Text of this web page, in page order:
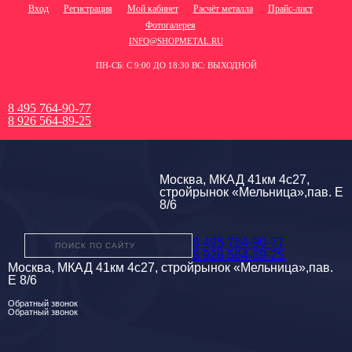
Вход Регистрация Мой кабинет Расчёт металла
Прайс-лист
Фотогалерея
INFO@SHOPMETAL.RU
ПН-СБ: С 9:00 ДО 18:30 ВС: ВЫХОДНОЙ
8 495 764-90-77
8 926 564-89-25
Москва, МКАД 41км 4с27,
стройрынок «Мельница»,пав. Е
8/6
8 495 764-90-77
8 926 564-89-25
Москва, МКАД 41км 4с27, стройрынок «Мельница»,пав.
Е 8/6
Обратный звонок
Обратный звонок